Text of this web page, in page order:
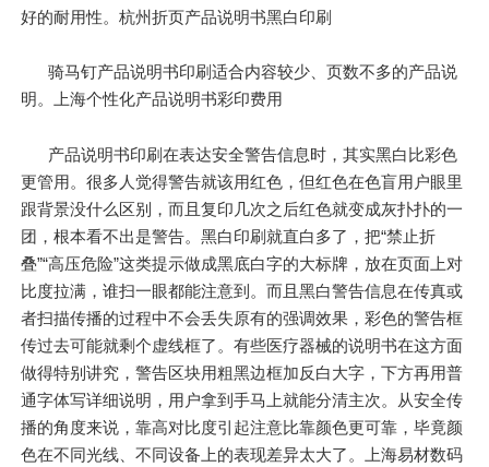
好的耐用性。杭州折页产品说明书黑白印刷
骑马钉产品说明书印刷适合内容较少、页数不多的产品说
明。上海个性化产品说明书彩印费用
产品说明书印刷在表达安全警告信息时，其实黑白比彩色
更管用。很多人觉得警告就该用红色，但红色在色盲用户眼里
跟背景没什么区别，而且复印几次之后红色就变成灰扑扑的一
团，根本看不出是警告。黑白印刷就直白多了，把“禁止折
叠”“高压危险”这类提示做成黑底白字的大标牌，放在页面上对
比度拉满，谁扫一眼都能注意到。而且黑白警告信息在传真或
者扫描传播的过程中不会丢失原有的强调效果，彩色的警告框
传过去可能就剩个虚线框了。有些医疗器械的说明书在这方面
做得特别讲究，警告区块用粗黑边框加反白大字，下方再用普
通字体写详细说明，用户拿到手马上就能分清主次。从安全传
播的角度来说，靠高对比度引起注意比靠颜色更可靠，毕竟颜
色在不同光线、不同设备上的表现差异太大了。上海易材数码